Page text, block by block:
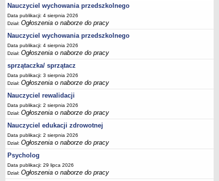
OGŁOSZENIA
DEKLARACJA DOSTĘPNOŚCI
2021
2025
RAPORTY O STANIE DOSTĘPNOŚCI
Nauczyciel wychowania przedszkolnego
Data publikacji: 4 sierpnia 2026
Dział:Ogłoszenia o naborze do pracy
Nauczyciel wychowania przedszkolnego
Data publikacji: 4 sierpnia 2026
Dział:Ogłoszenia o naborze do pracy
sprzątaczka/ sprzątacz
Data publikacji: 3 sierpnia 2026
Dział:Ogłoszenia o naborze do pracy
Nauczyciel rewalidacji
Data publikacji: 2 sierpnia 2026
Dział:Ogłoszenia o naborze do pracy
Nauczyciel edukacji zdrowotnej
Data publikacji: 2 sierpnia 2026
Dział:Ogłoszenia o naborze do pracy
Psycholog
Data publikacji: 29 lipca 2026
Dział:Ogłoszenia o naborze do pracy